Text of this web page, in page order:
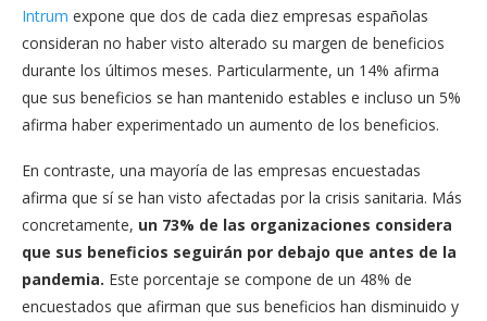
Intrum expone que dos de cada diez empresas españolas
consideran no haber visto alterado su margen de beneficios
durante los últimos meses. Particularmente, un 14% afirma
que sus beneficios se han mantenido estables e incluso un 5%
afirma haber experimentado un aumento de los beneficios.
En contraste, una mayoría de las empresas encuestadas
afirma que sí se han visto afectadas por la crisis sanitaria. Más
concretamente, un 73% de las organizaciones considera
que sus beneficios seguirán por debajo que antes de la
pandemia. Este porcentaje se compone de un 48% de
encuestados que afirman que sus beneficios han disminuido y